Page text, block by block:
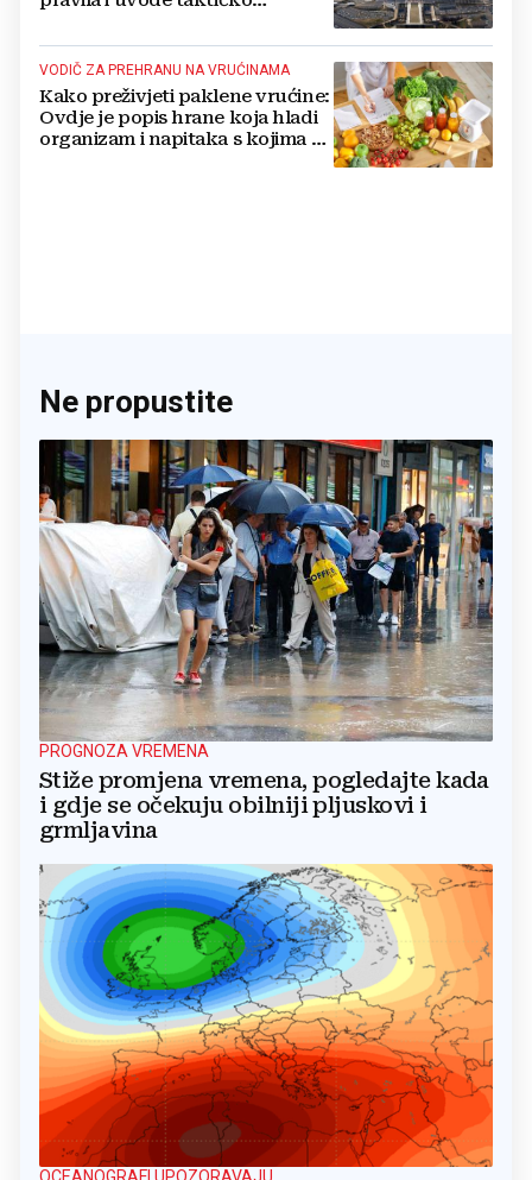
VODIČ ZA PREHRANU NA VRUĆINAMA
Kako preživjeti paklene vrućine:
Ovdje je popis hrane koja hladi
organizam i napitaka s kojima si
Ne propustite
PROGNOZA VREMENA
Stiže promjena vremena, pogledajte kada
i gdje se očekuju obilniji pljuskovi i
grmljavina